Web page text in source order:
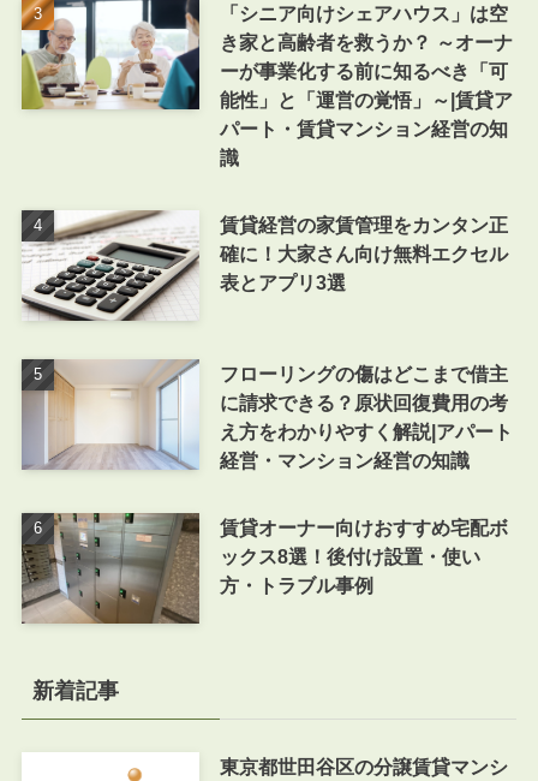
「シニア向けシェアハウス」は空
き家と高齢者を救うか？ ～オーナ
ーが事業化する前に知るべき「可
能性」と「運営の覚悟」～|賃貸ア
パート・賃貸マンション経営の知
識
賃貸経営の家賃管理をカンタン正
確に！大家さん向け無料エクセル
表とアプリ3選
フローリングの傷はどこまで借主
に請求できる？原状回復費用の考
え方をわかりやすく解説|アパート
経営・マンション経営の知識
賃貸オーナー向けおすすめ宅配ボ
ックス8選！後付け設置・使い
方・トラブル事例
新着記事
東京都世田谷区の分譲賃貸マンシ